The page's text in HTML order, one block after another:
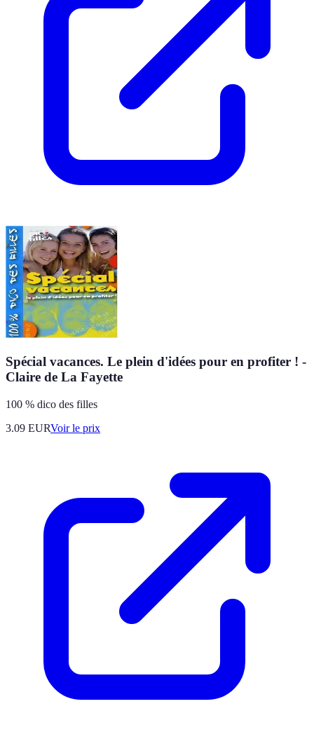
Spécial vacances. Le plein d'idées pour en profiter ! -
Claire de La Fayette
100 % dico des filles
3.09 EURVoir le prix